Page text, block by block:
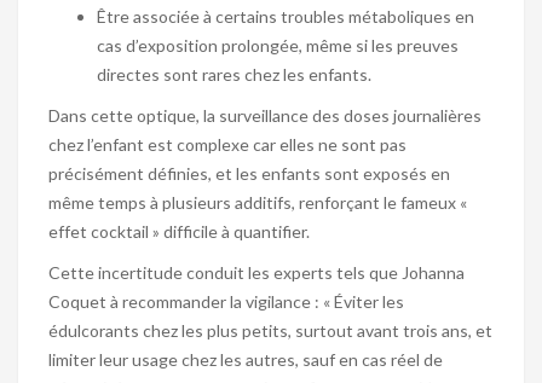
Être associée à certains troubles métaboliques en
cas d’exposition prolongée, même si les preuves
directes sont rares chez les enfants.
Dans cette optique, la surveillance des doses journalières
chez l’enfant est complexe car elles ne sont pas
précisément définies, et les enfants sont exposés en
même temps à plusieurs additifs, renforçant le fameux «
effet cocktail » difficile à quantifier.
Cette incertitude conduit les experts tels que Johanna
Coquet à recommander la vigilance : « Éviter les
édulcorants chez les plus petits, surtout avant trois ans, et
limiter leur usage chez les autres, sauf en cas réel de